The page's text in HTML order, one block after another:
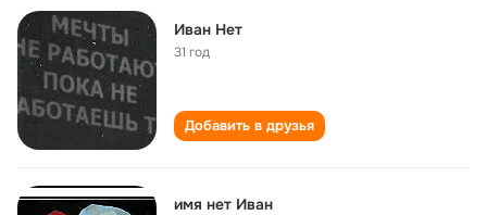
Иван Нет
31 год
Добавить в друзья
имя нет Иван